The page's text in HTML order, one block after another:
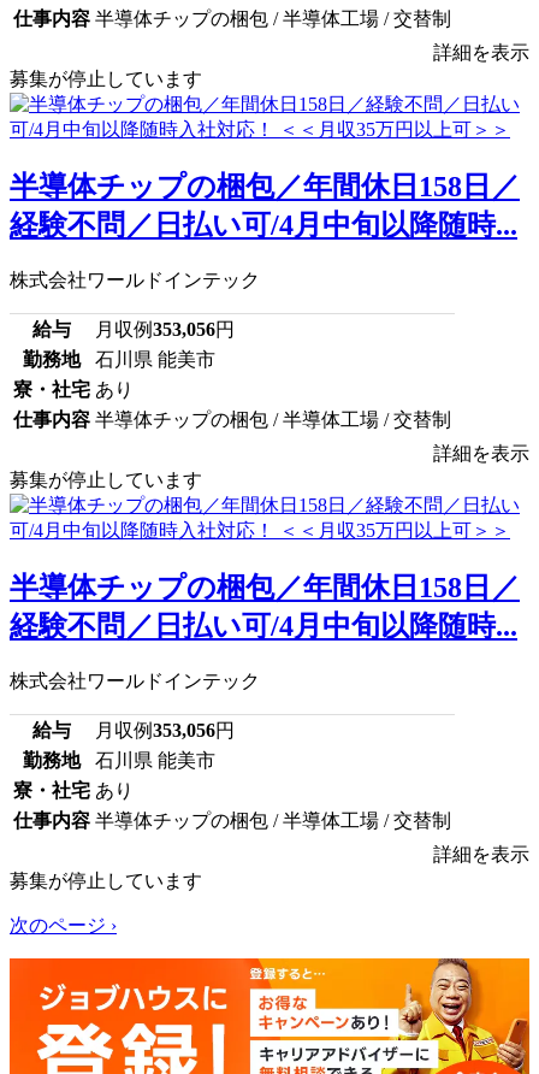
仕事内容 半導体チップの梱包 / 半導体工場 / 交替制
詳細を表示
募集が停止しています
半導体チップの梱包／年間休日158日／
経験不問／日払い可/4月中旬以降随時...
株式会社ワールドインテック
給与 月収例353,056円
勤務地
石川県 能美市
寮・社宅 あり
仕事内容 半導体チップの梱包 / 半導体工場 / 交替制
詳細を表示
募集が停止しています
半導体チップの梱包／年間休日158日／
経験不問／日払い可/4月中旬以降随時...
株式会社ワールドインテック
給与 月収例353,056円
勤務地
石川県 能美市
寮・社宅 あり
仕事内容 半導体チップの梱包 / 半導体工場 / 交替制
詳細を表示
募集が停止しています
次のページ ›